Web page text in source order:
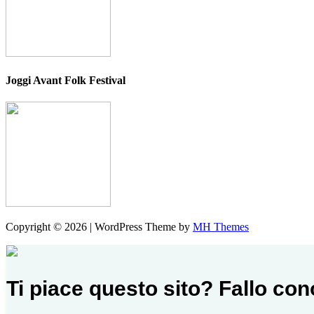
Joggi Avant Folk Festival
Copyright © 2026 | WordPress Theme by MH Themes
Ti piace questo sito? Fallo